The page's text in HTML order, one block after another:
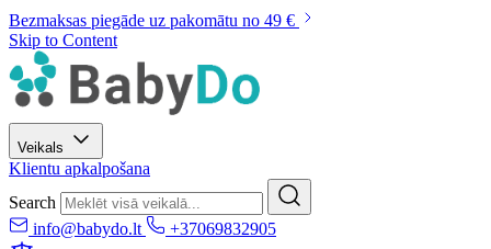
Bezmaksas piegāde uz pakomātu no 49 €
Skip to Content
Veikals
Klientu apkalpošana
Search
info@babydo.lt
+37069832905